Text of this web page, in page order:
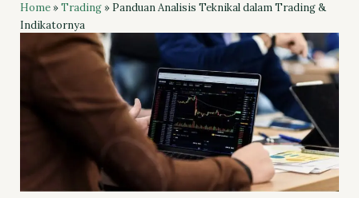
Home»Trading» Panduan Analisis Teknikal dalam Trading &
Indikatornya